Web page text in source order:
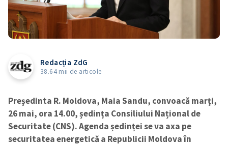
Redacția ZdG
38.64 mii de articole
Președinta R. Moldova, Maia Sandu, convoacă marți,
26 mai, ora 14.00, ședința Consiliului Național de
Securitate (CNS). Agenda ședinței se va axa pe
securitatea energetică a Republicii Moldova în